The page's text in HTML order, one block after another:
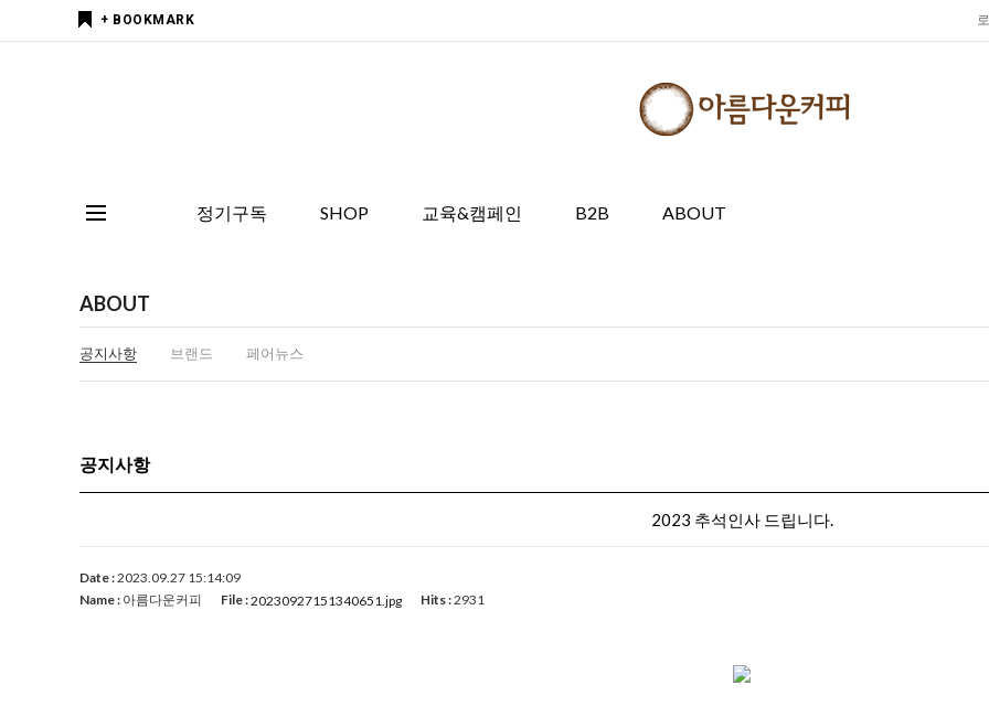
+ BOOKMARK
정기구독 SHOP 교육&캠페인 B2B ABOUT
ABOUT
공지사항 브랜드 페어뉴스
공지사항
2023 추석인사 드립니다.
Date :2023.09.27 15:14:09
Name : 아름다운커피 File :20230927151340651.jpg Hits :2931